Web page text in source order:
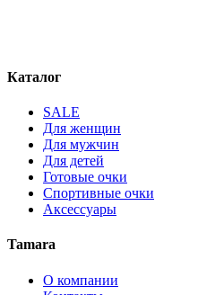
Каталог
SALE
Для женщин
Для мужчин
Для детей
Готовые очки
Спортивные очки
Аксессуары
Tamara
О компании